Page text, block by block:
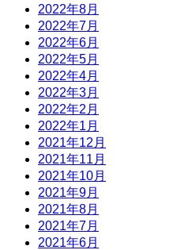
2022年8月
2022年7月
2022年6月
2022年5月
2022年4月
2022年3月
2022年2月
2022年1月
2021年12月
2021年11月
2021年10月
2021年9月
2021年8月
2021年7月
2021年6月